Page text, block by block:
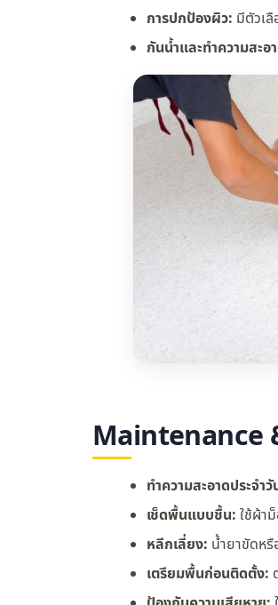
การปกป้องผิว: มีตัวเ
กันน้ำและทำความสะอ
Maintenance
ทำความสะอาดประจำวั
เช็ดพื้นแบบชื้น: ใช้ผ้า
หลีกเลี่ยง: น้ำยาขัดหรื
เตรียมพื้นก่อนติดตั้ง: